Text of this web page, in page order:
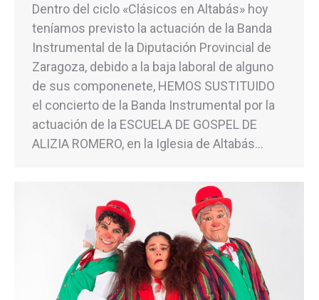
Dentro del ciclo «Clásicos en Altabás» hoy
teníamos previsto la actuación de la Banda
Instrumental de la Diputación Provincial de
Zaragoza, debido a la baja laboral de alguno
de sus componenete, HEMOS SUSTITUIDO
el concierto de la Banda Instrumental por la
actuación de la ESCUELA DE GOSPEL DE
ALIZIA ROMERO, en la Iglesia de Altabás…